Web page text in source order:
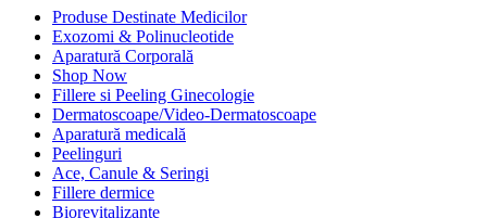
Produse Destinate Medicilor
Exozomi & Polinucleotide
Aparatură Corporală
Shop Now
Fillere si Peeling Ginecologie
Dermatoscoape/Video-Dermatoscoape
Aparatură medicală
Peelinguri
Ace, Canule & Seringi
Fillere dermice
Biorevitalizante